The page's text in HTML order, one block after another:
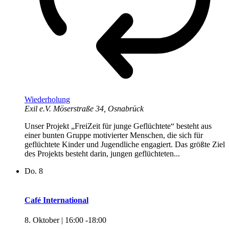
Wiederholung
Exil e.V. Möserstraße 34, Osnabrück
Unser Projekt „FreiZeit für junge Geflüchtete“ besteht aus
einer bunten Gruppe motivierter Menschen, die sich für
geflüchtete Kinder und Jugendliche engagiert. Das größte Ziel
des Projekts besteht darin, jungen geflüchteten...
Do. 8
Café International
8. Oktober | 16:00 -18:00